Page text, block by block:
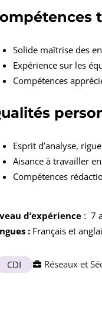
Solide maîtrise des
Expérience sur les
Compétences
Esprit d’analyse,
Aisance à travailler
Compétences
d’expérience : 7
: Français et
CDI Réseaux et